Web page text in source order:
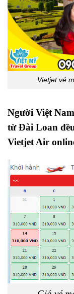
Vietjet vé
Người Việt
từ Đài Loan
Vietjet Air